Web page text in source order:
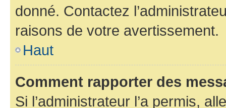
donné. Contactez
raisons de votre avertissement.
Haut
Comment rapporter des
Si l’administrateur l’a permis,